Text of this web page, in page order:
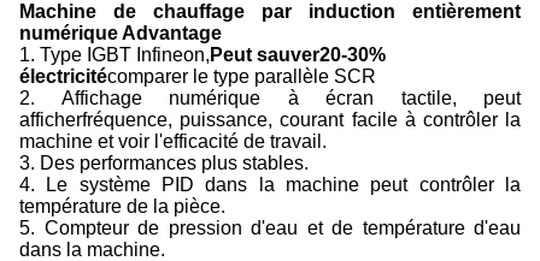
Machine de chauffage par induction entièrement
numérique Advantage
1. Type IGBT Infineon, Peut sauver20-30%
électricitécomparer le type parallèle SCR
2. Affichage numérique à écran tactile, peut
afficherfréquence, puissance, courant facile à contrôler la
machine et voir l'efficacité de travail.
3. Des performances plus stables.
4. Le système PID dans la machine peut contrôler la
température de la pièce.
5. Compteur de pression d'eau et de température d'eau
dans la machine.